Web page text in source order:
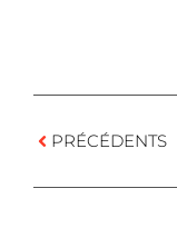
PRÉCÉDENTS